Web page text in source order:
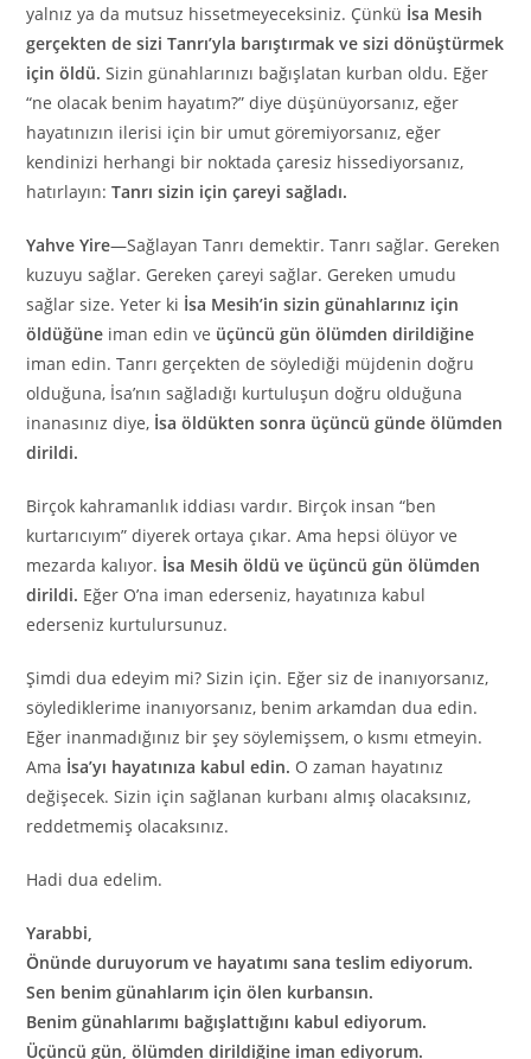
yalnız ya da mutsuz hissetmeyeceksiniz. Çünkü İsa Mesih
gerçekten de sizi Tanrı’yla barıştırmak ve sizi dönüştürmek
için öldü. Sizin günahlarınızı bağışlatan kurban oldu. Eğer
“ne olacak benim hayatım?” diye düşünüyorsanız, eğer
hayatınızın ilerisi için bir umut göremiyorsanız, eğer
kendinizi herhangi bir noktada çaresiz hissediyorsanız,
hatırlayın:Tanrı sizin için çareyi sağladı.
Yahve Yire—Sağlayan Tanrı demektir. Tanrı sağlar. Gereken
kuzuyu sağlar. Gereken çareyi sağlar. Gereken umudu
sağlar size. Yeter ki İsa Mesih’in sizin günahlarınız için
öldüğüne iman edin ve üçüncü gün ölümden dirildiğine
iman edin. Tanrı gerçekten de söylediği müjdenin doğru
olduğuna, İsa’nın sağladığı kurtuluşun doğru olduğuna
inanasınız diye, İsa öldükten sonra üçüncü günde ölümden
dirildi.
Birçok kahramanlık iddiası vardır. Birçok insan “ben
kurtarıcıyım” diyerek ortaya çıkar. Ama hepsi ölüyor ve
mezarda kalıyor. İsa Mesih öldü ve üçüncü gün ölümden
dirildi. Eğer O’na iman ederseniz, hayatınıza kabul
ederseniz kurtulursunuz.
Şimdi dua edeyim mi? Sizin için. Eğer siz de inanıyorsanız,
söylediklerime inanıyorsanız, benim arkamdan dua edin.
Eğer inanmadığınız bir şey söylemişsem, o kısmı etmeyin.
Ama İsa’yı hayatınıza kabul edin. O zaman hayatınız
değişecek. Sizin için sağlanan kurbanı almış olacaksınız,
reddetmemiş olacaksınız.
Hadi dua edelim.
Yarabbi,
Önünde duruyorum ve hayatımı sana teslim ediyorum.
Sen benim günahlarım için ölen kurbansın.
Benim günahlarımı bağışlattığını kabul ediyorum.
Üçüncü gün, ölümden dirildiğine iman ediyorum.